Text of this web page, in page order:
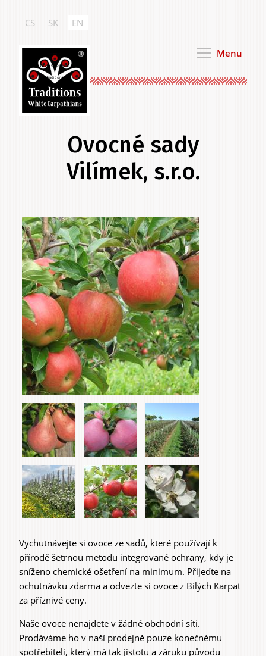
content
White Carpathian
Traditions
Menu
CS SK EN
Ovocné sady
Vilímek, s.r.o.
Primary
tabs
.
Vychutnávejte si ovoce ze sadů, které používají k
přírodě šetrnou metodu integrované ochrany, kdy je
sníženo chemické ošetření na minimum. Přijeďte na
ochutnávku zdarma a odvezte si ovoce z Bílých Karpat
za příznivé ceny.
Naše ovoce nenajdete v žádné obchodní síti.
Prodáváme ho v naší prodejně pouze konečnému
spotřebiteli, který má tak jistotu a záruku původu